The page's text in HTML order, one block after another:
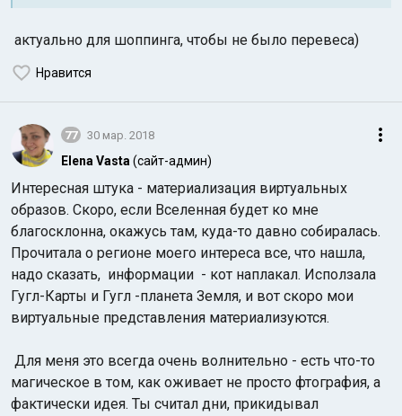
актуально для шоппинга, чтобы не было перевеса)
Нравится
77 30 мар. 2018
Elena Vasta (сайт-админ)
Интересная штука - материализация виртуальных
образов. Скоро, если Вселенная будет ко мне
благосклонна, окажусь там, куда-то давно собиралась.
Прочитала о регионе моего интереса все, что нашла,
надо сказать, информации - кот наплакал. Исползала
Гугл-Карты и Гугл -планета Земля, и вот скоро мои
виртуальные представления материализуются.
Для меня это всегда очень волнительно - есть что-то
магическое в том, как оживает не просто фтография, а
фактически идея. Ты считал дни, прикидывал